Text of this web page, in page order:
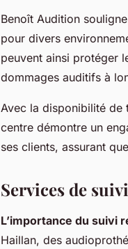
Benoît Audition
pour divers
peuvent ainsi protéger
dommages auditifs à
Avec la disponibilité de
centre démontre un
ses clients, assurant
Services de
L’importance du suivi
Haillan, des